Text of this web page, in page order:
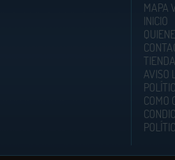
MAPA
INICIO
AVISO
COMO